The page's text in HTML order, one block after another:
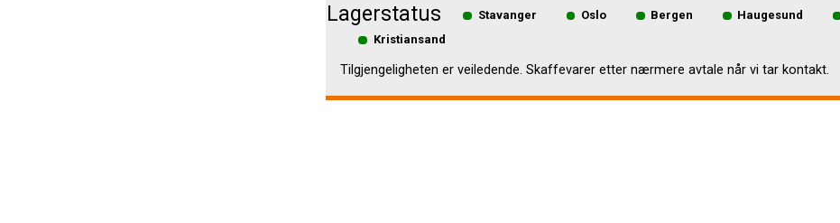
Lagerstatus Stavanger Oslo Bergen Haugesund
Kristiansand
Tilgjengeligheten er veiledende. Skaffevarer etter nærmere avtale når vi tar kontakt.